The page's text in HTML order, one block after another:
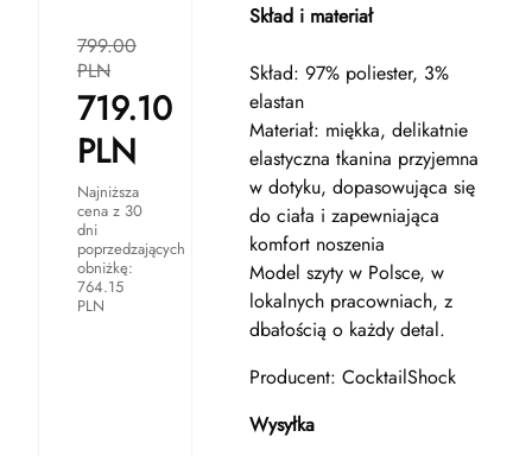
799.00
PLN
719.10
PLN
Najniższa
cena z 30
dni
poprzedzających
obniżkę:
764.15
PLN
Skład i materiał
Skład: 97% poliester, 3%
elastan
Materiał: miękka, delikatnie
elastyczna tkanina przyjemna
w dotyku, dopasowująca się
do ciała i zapewniająca
komfort noszenia
Model szyty w Polsce, w
lokalnych pracowniach, z
dbałością o każdy detal.
Producent: CocktailShock
Wysyłka